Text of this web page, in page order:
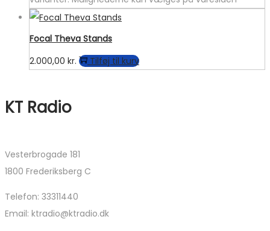
Focal Theva Stands
2.000,00 kr. Tilføj til kurv
KT Radio
Vesterbrogade 181
1800 Frederiksberg C
Telefon: 33311440
Email: ktradio@ktradio.dk